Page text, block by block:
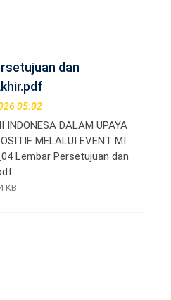
dan
05:02
INDONESA DALAM UPAYA
MELALUI EVENT MI
Lembar Persetujuan dan
KB